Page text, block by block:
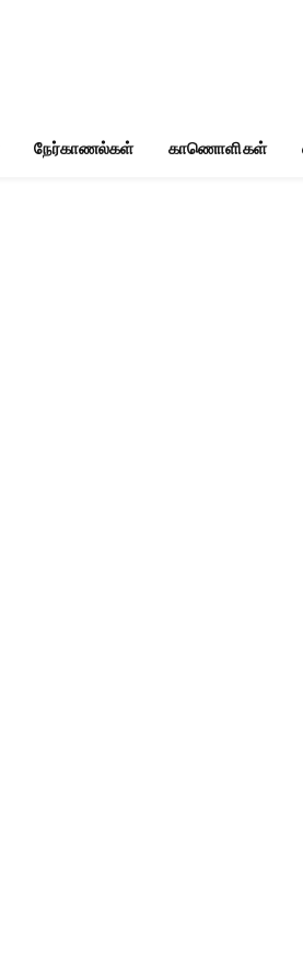
நேர்காணல்கள் காணொளிகள்